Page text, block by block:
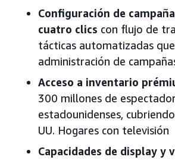
Configuración de
cuatro clics con flujo de
tácticas automatizadas
administración de
Acceso a inventario
300 millones de
estadounidenses,
UU. Hogares con televisión
Capacidades de display y